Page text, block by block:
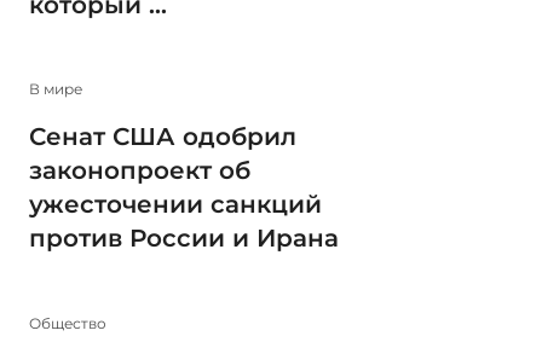
В мире
Сенат США одобрил
законопроект об
ужесточении санкций
против России и Ирана
Общество